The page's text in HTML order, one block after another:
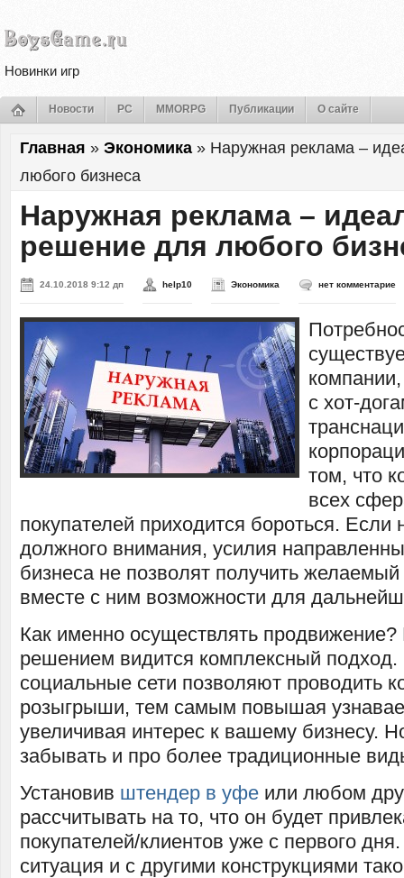
Новинки игр
Новости PC MMORPG Публикации О сайте
Главная » Экономика » Наружная реклама –
любого бизнеса
Наружная реклама –
решение для любого
24.10.2018 9:12 дп help10 Экономика нет комментарие
с хот-
том, что
всех
покупателей приходится бороться. Если
должного внимания, усилия
бизнеса не позволят получить
вместе с ним возможности для
Как именно осуществлять
решением видится комплексный
социальные сети позволяют проводить
розыгрыши, тем самым повышая
увеличивая интерес к вашему бизнесу.
забывать и про более традиционные
Установив штендер в уфе или любом
рассчитывать на то, что он будет
покупателей/клиентов уже с первого
ситуация и с другими конструкциями